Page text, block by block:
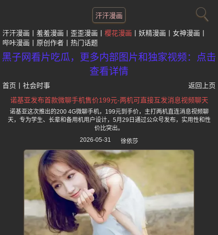
汗汗漫画
汗汗漫画 羞羞漫画 歪歪漫画 樱花漫画 妖精漫画
女神漫画
哔咔漫画
原创作者 热门话题
黑子网看片吃瓜，更多内部图片和独家视频：点击
查看详情
首页 社会时事
返回上页
诺基亚发布首款微聊手机售价199元-两机可直接互发消息视频聊天
诺基亚这次推出的200 4G微聊手机，199元到手价，主打两机直连消息视频聊
天，专为学生、长辈和备用机用户设计，5月29日通过公众号发布，实用性和性
价比突出。
2026-05-31
徐依莎